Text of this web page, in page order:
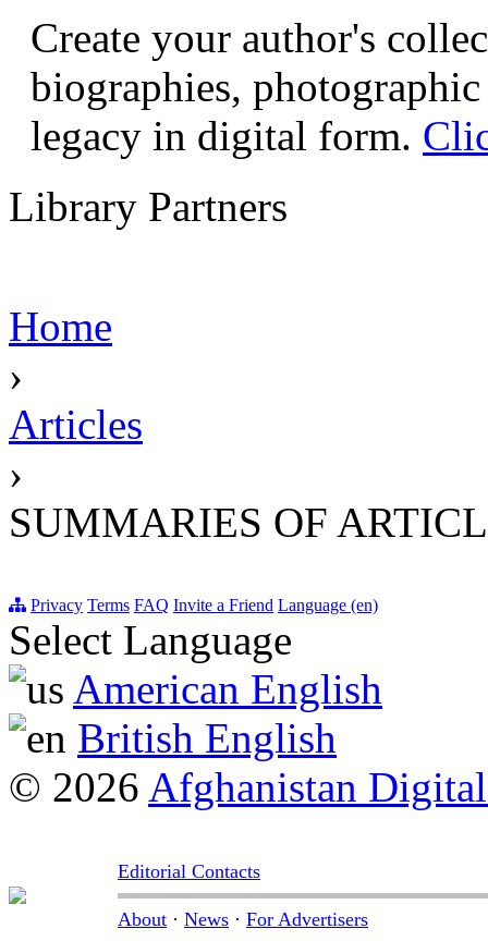
Create your author's
biographies,
legacy in digital form.
Library Partners
Home
›
Articles
›
SUMMARIES OF
Privacy Terms FAQ Invite a Friend Language (en)
Select Language
American English
British English
© 2026 Afghanistan
Editorial Contacts
About · News · For Advertisers